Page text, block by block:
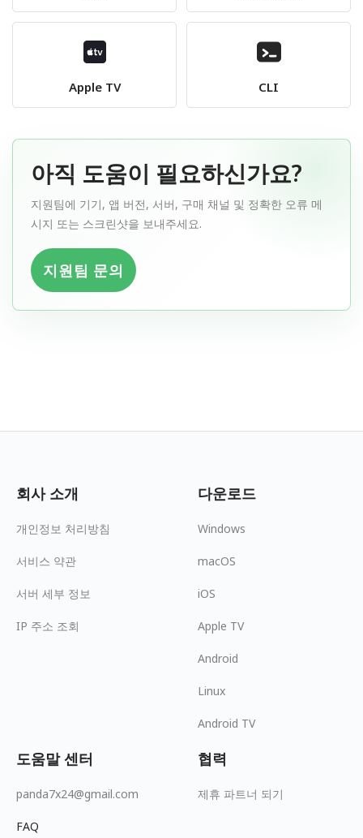
Apple TV CLI
아직 도움이 필요하신가요?
지원팀에 기기, 앱 버전, 서버, 구매 채널 및 정확한 오류 메
시지 또는 스크린샷을 보내주세요.
지원팀 문의
회사 소개
개인정보 처리방침
서비스 약관
서버 세부 정보
IP 주소 조회
다운로드
Windows
macOS
iOS
Apple TV
Android
Linux
Android TV
도움말 센터
panda7x24@gmail.com
FAQ
협력
제휴 파트너 되기